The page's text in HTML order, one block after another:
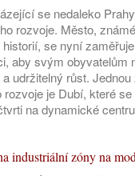
se nedaleko
rozvoje. Město,
se nyní
aby svým obyvatelům
udržitelný růst.
rozvoje je Dubí, které
na dynamické
industriální zóny na